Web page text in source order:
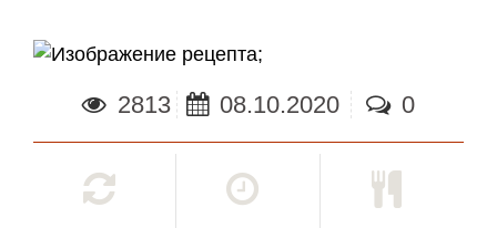
;
2813 08.10.2020 0